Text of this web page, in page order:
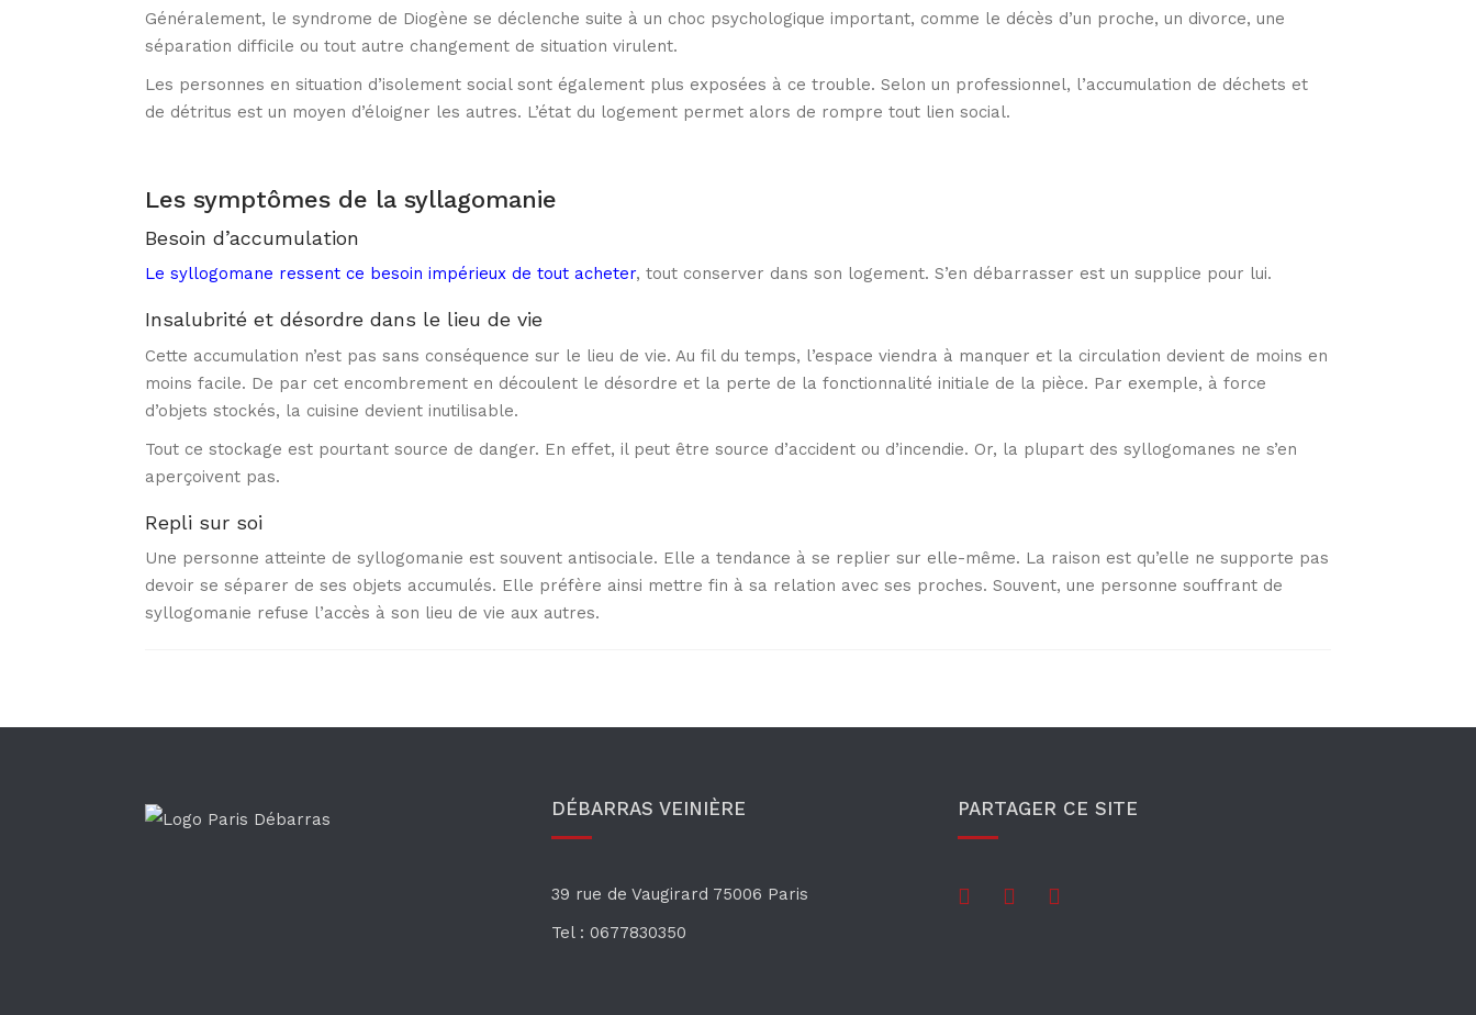
Généralement, le syndrome de Diogène se déclenche suite à un choc psychologique important, comme le décès d’un proche, un divorce, une
séparation difficile ou tout autre changement de situation virulent.
Les personnes en situation d’isolement social sont également plus exposées à ce trouble. Selon un professionnel, l’accumulation de déchets et
de détritus est un moyen d’éloigner les autres. L’état du logement permet alors de rompre tout lien social.
Les symptômes de la syllagomanie
Besoin d’accumulation
Le syllogomane ressent ce besoin impérieux de tout acheter, tout conserver dans son logement. S’en débarrasser est un supplice pour lui.
Insalubrité et désordre dans le lieu de vie
Cette accumulation n’est pas sans conséquence sur le lieu de vie. Au fil du temps, l’espace viendra à manquer et la circulation devient de moins en
moins facile. De par cet encombrement en découlent le désordre et la perte de la fonctionnalité initiale de la pièce. Par exemple, à force
d’objets stockés, la cuisine devient inutilisable.
Tout ce stockage est pourtant source de danger. En effet, il peut être source d’accident ou d’incendie. Or, la plupart des syllogomanes ne s’en
aperçoivent pas.
Repli sur soi
Une personne atteinte de syllogomanie est souvent antisociale. Elle a tendance à se replier sur elle-même. La raison est qu’elle ne supporte pas
devoir se séparer de ses objets accumulés. Elle préfère ainsi mettre fin à sa relation avec ses proches. Souvent, une personne souffrant de
syllogomanie refuse l’accès à son lieu de vie aux autres.
DÉBARRAS VEINIÈRE
39 rue de Vaugirard 75006 Paris
Tel : 0677830350
PARTAGER CE SITE